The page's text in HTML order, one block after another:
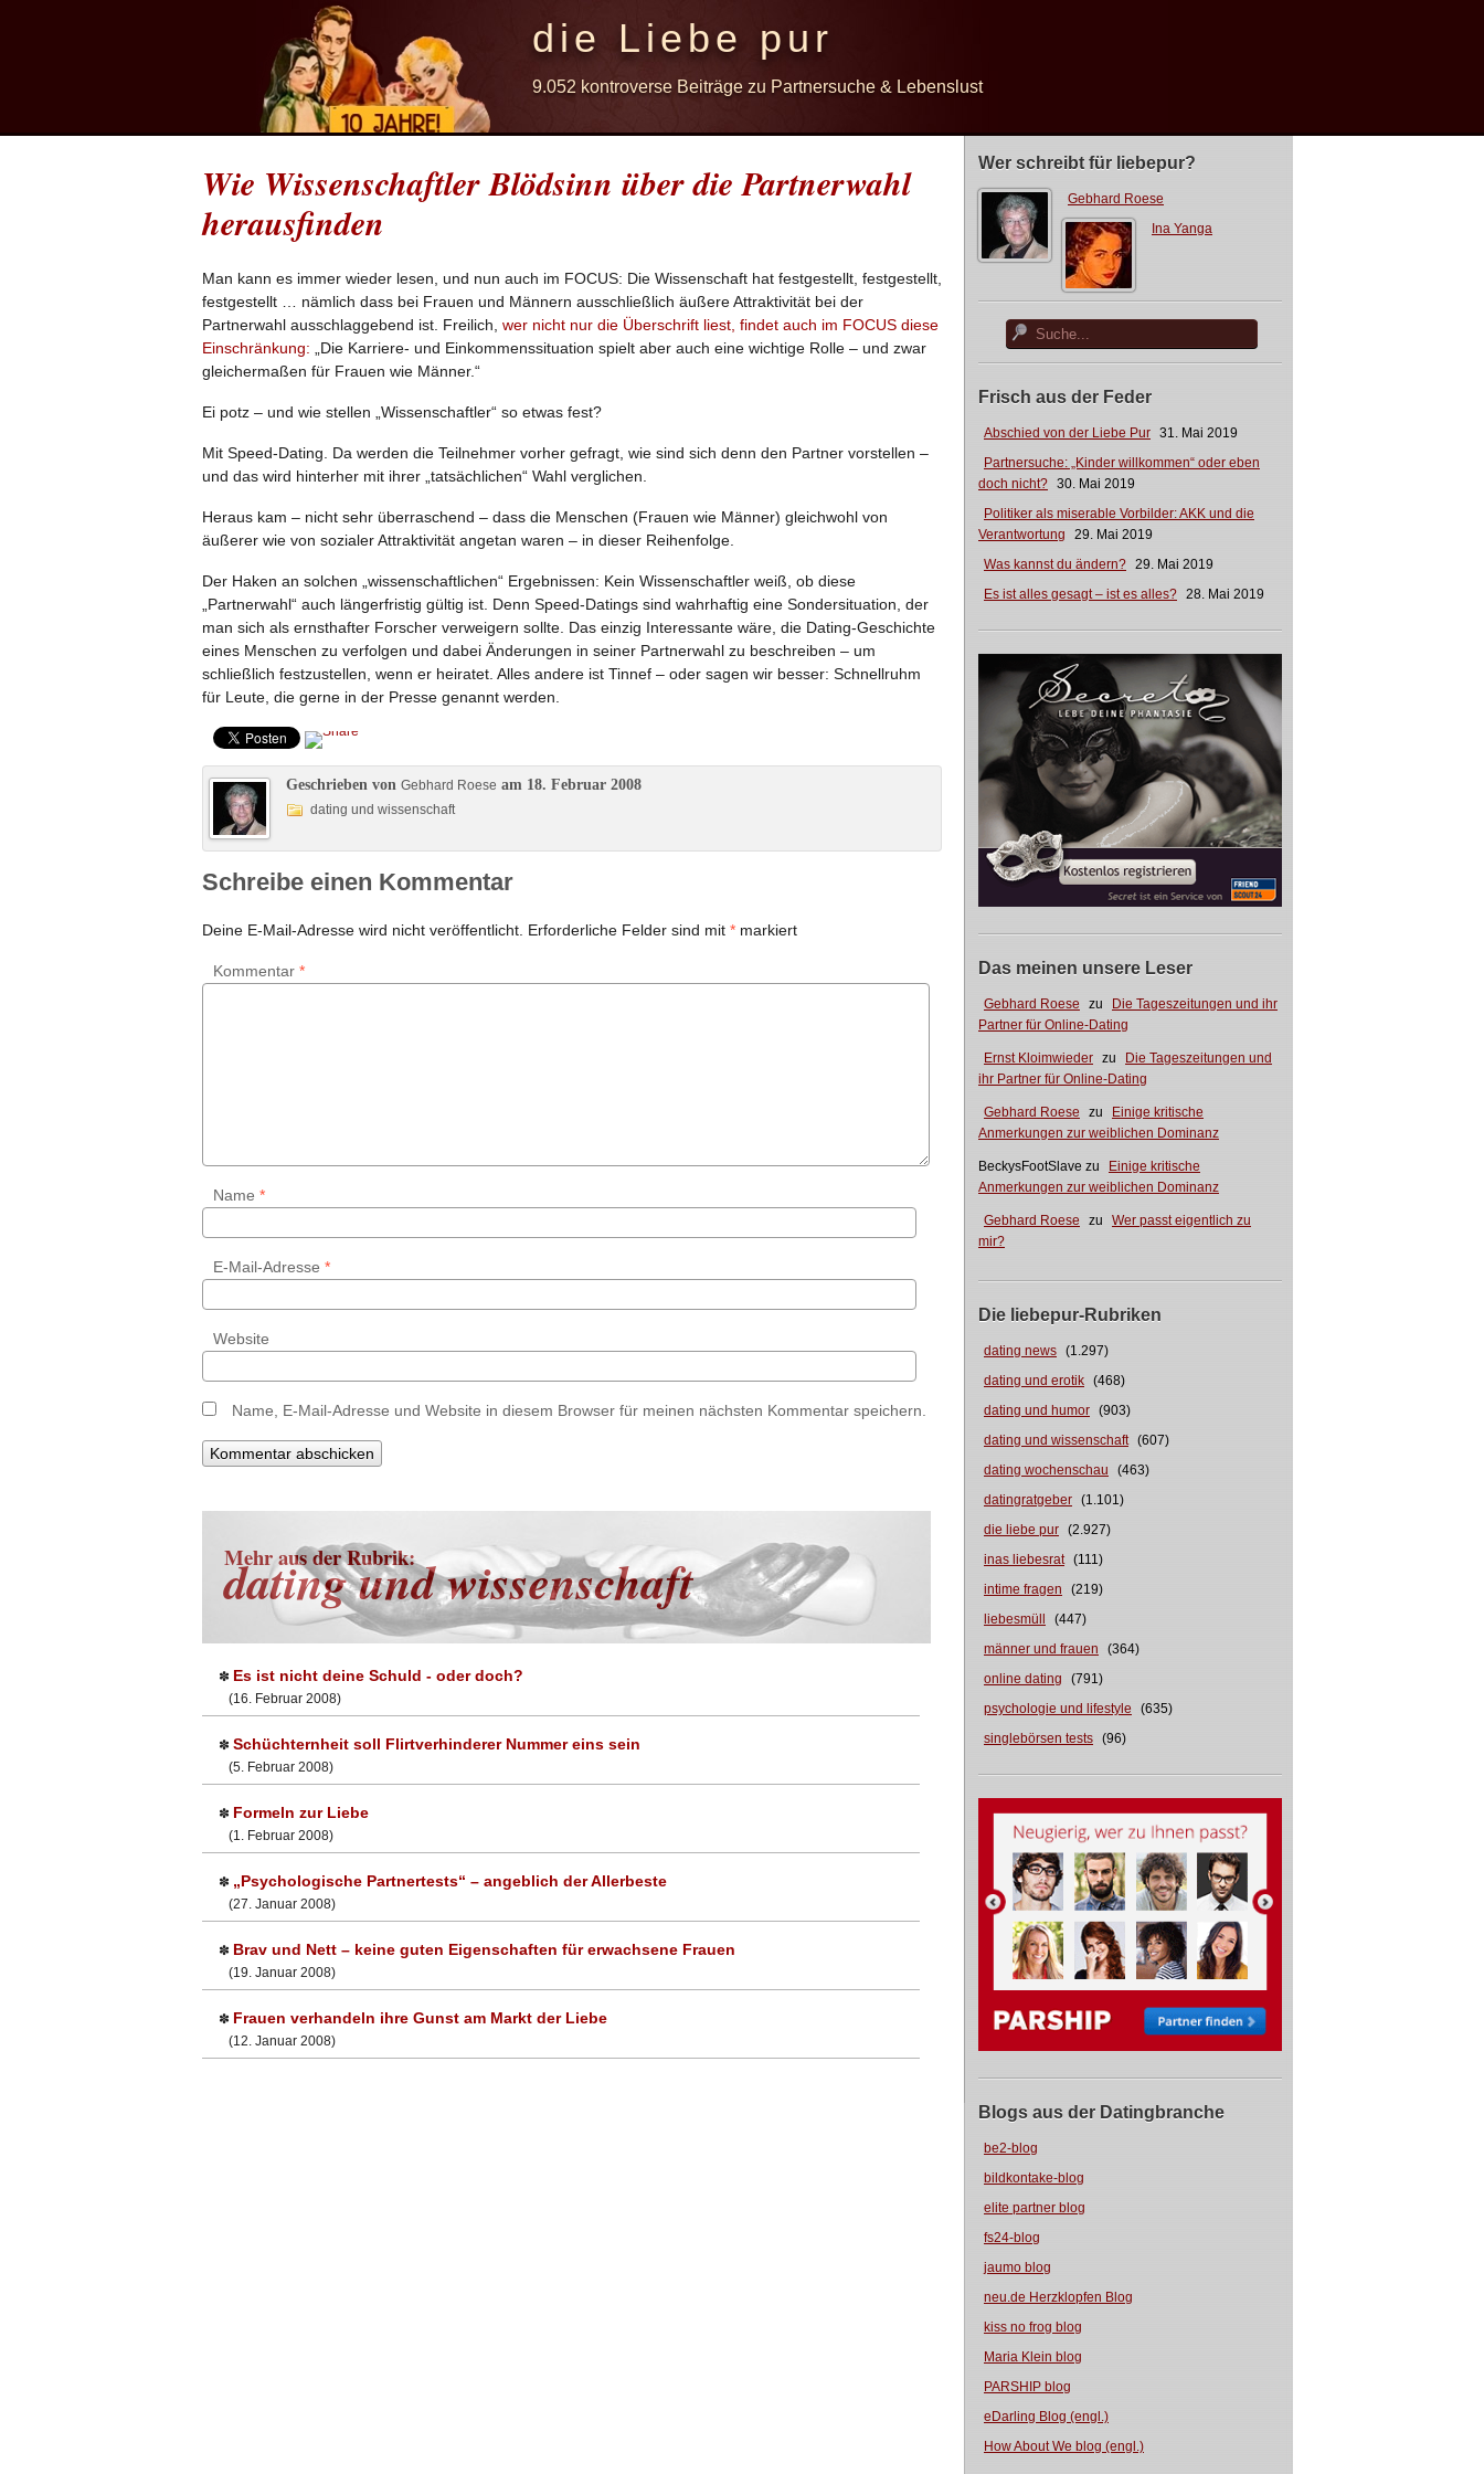
die Liebe pur
9.052 kontroverse Beiträge zu Partnersuche & Lebenslust
Wer schreibt für liebepur?
Gebhard Roese
Ina Yanga
Frisch aus der Feder
Abschied von der Liebe Pur 31. Mai 2019
Partnersuche: „Kinder willkommen“ oder eben
doch nicht? 30. Mai 2019
Politiker als miserable Vorbilder: AKK und die
Verantwortung
29. Mai 2019
Was kannst du ändern? 29. Mai 2019
Es ist alles gesagt – ist es alles? 28. Mai 2019
Das meinen unsere Leser
Gebhard Roese zu
Die Tageszeitungen und ihr
Partner für Online-Dating
Ernst Kloimwieder zu
Die Tageszeitungen und
ihr Partner für Online-Dating
Gebhard Roese zu
Einige kritische
Anmerkungen zur weiblichen Dominanz
BeckysFootSlave zu
Einige kritische
Anmerkungen zur weiblichen Dominanz
Gebhard Roese zu
Wer passt eigentlich zu
mir?
Die liebepur-Rubriken
dating news (1.297)
dating und erotik (468)
dating und humor (903)
dating und wissenschaft (607)
dating wochenschau
(463)
datingratgeber (1.101)
die liebe pur (2.927)
inas liebesrat (111)
intime fragen
(219)
liebesmüll
(447)
männer und frauen
(364)
online dating
(791)
psychologie und lifestyle
(635)
singlebörsen tests (96)
Blogs aus der Datingbranche
be2-blog
bildkontake-blog
elite partner blog
fs24-blog
jaumo blog
neu.de Herzklopfen Blog
kiss no frog blog
Maria Klein blog
PARSHIP blog
eDarling Blog (engl.)
How About We blog (engl.)
Wie Wissenschaftler Blödsinn über die Partnerwahl
herausfinden
Man kann es immer wieder lesen, und nun auch im FOCUS: Die Wissenschaft hat festgestellt, festgestellt,
festgestellt … nämlich dass bei Frauen und Männern ausschließlich äußere Attraktivität bei der
Partnerwahl ausschlaggebend ist. Freilich, wer nicht nur die Überschrift liest, findet auch im FOCUS diese
Einschränkung: „Die Karriere- und Einkommenssituation spielt aber auch eine wichtige Rolle – und zwar
gleichermaßen für Frauen wie Männer.“
Ei potz – und wie stellen „Wissenschaftler“ so etwas fest?
Mit Speed-Dating. Da werden die Teilnehmer vorher gefragt, wie sind sich denn den Partner vorstellen –
und das wird hinterher mit ihrer „tatsächlichen“ Wahl verglichen.
Heraus kam – nicht sehr überraschend – dass die Menschen (Frauen wie Männer) gleichwohl von
äußerer wie von sozialer Attraktivität angetan waren – in dieser Reihenfolge.
Der Haken an solchen „wissenschaftlichen“ Ergebnissen: Kein Wissenschaftler weiß, ob diese
„Partnerwahl“ auch längerfristig gültig ist. Denn Speed-Datings sind wahrhaftig eine Sondersituation, der
man sich als ernsthafter Forscher verweigern sollte. Das einzig Interessante wäre, die Dating-Geschichte
eines Menschen zu verfolgen und dabei Änderungen in seiner Partnerwahl zu beschreiben – um
schließlich festzustellen, wenn er heiratet. Alles andere ist Tinnef – oder sagen wir besser: Schnellruhm
für Leute, die gerne in der Presse genannt werden.
Geschrieben von Gebhard Roese am 18. Februar 2008
dating und wissenschaft
Schreibe einen Kommentar
Deine E-Mail-Adresse wird nicht veröffentlicht. Erforderliche Felder sind mit * markiert
Kommentar *
Name *
E-Mail-Adresse *
Website
Name, E-Mail-Adresse und Website in diesem Browser für meinen nächsten Kommentar speichern.
Mehr aus der Rubrik:
dating und wissenschaft
✽ Es ist nicht deine Schuld - oder doch?
(16. Februar 2008)
✽ Schüchternheit soll Flirtverhinderer Nummer eins sein
(5. Februar 2008)
✽ Formeln zur Liebe
(1. Februar 2008)
✽ „Psychologische Partnertests“ – angeblich der Allerbeste
(27. Januar 2008)
✽ Brav und Nett – keine guten Eigenschaften für erwachsene Frauen
(19. Januar 2008)
✽ Frauen verhandeln ihre Gunst am Markt der Liebe
(12. Januar 2008)